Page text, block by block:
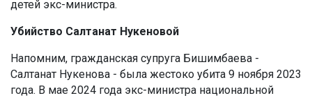
детей экс-министра.
Убийство Салтанат Нукеновой
Напомним, гражданская супруга Бишимбаева -
Салтанат Нукенова - была жестоко убита 9 ноября 2023
года. В мае 2024 года экс-министра национальной